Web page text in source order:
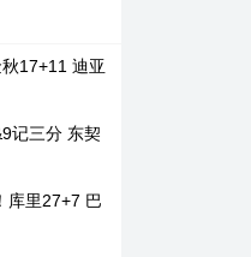
17+11 迪亚
记三分 东契
库里27+7 巴